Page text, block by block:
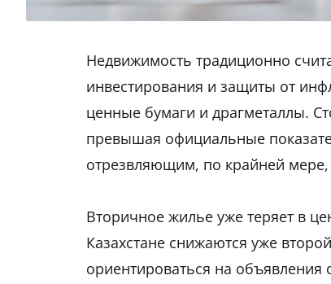
Недвижимость традиционно
инвестирования и защиты от
ценные бумаги и драгметаллы.
превышая официальные
отрезвляющим, по крайней
Вторичное жилье уже теряет в
Казахстане снижаются уже
ориентироваться на